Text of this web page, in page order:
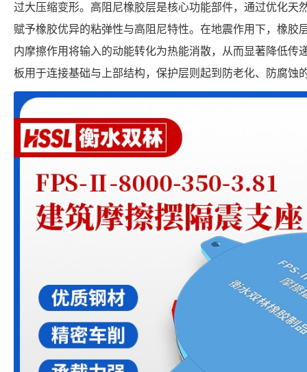
过大压缩变形。高阻尼橡胶层是核心功能部件，通过优化天
赋予橡胶优异的粘弹性与高阻尼特性。在地震作用下，橡胶
内摩擦作用将输入的动能转化为热能消散，从而显著降低传
板用于连接基础与上部结构，保护层则起到防老化、防腐蚀